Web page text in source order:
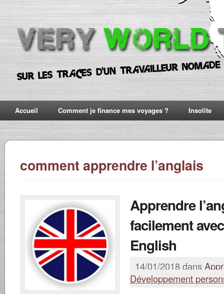
Accueil Comment je finance mes voyages ? Insolite
comment apprendre l’anglais
Apprendre
facilement
English
14/01/2018 dans
Développement